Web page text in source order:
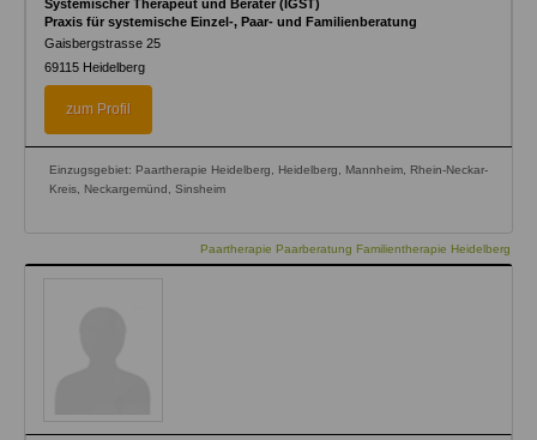
Systemischer Therapeut und Berater (IGST)
Praxis für systemische Einzel-, Paar- und Familienberatung
Gaisbergstrasse 25
69115 Heidelberg
zum Profil
Einzugsgebiet: Paartherapie Heidelberg, Heidelberg, Mannheim, Rhein-Neckar-
Kreis, Neckargemünd, Sinsheim
Paartherapie Paarberatung Familientherapie Heidelberg